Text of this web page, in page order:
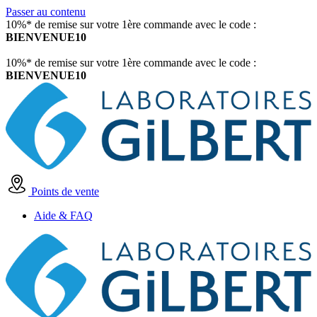
Passer au contenu
10%* de remise sur votre 1ère commande avec le code :
BIENVENUE10
10%* de remise sur votre 1ère commande avec le code :
BIENVENUE10
Points de vente
Aide & FAQ